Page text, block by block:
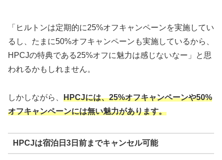
「ヒルトンは定期的に25%オフキャンペーンを実施してい
るし、たまに50%オフキャンペーンも実施しているから、
HPCJの特典である25%オフに魅力は感じないなー」と思
われるかもしれません。
しかしながら、 HPCJには、25%オフキャンペーンや50%
オフキャンペーンには無い魅力があります。
HPCJは宿泊日3日前までキャンセル可能